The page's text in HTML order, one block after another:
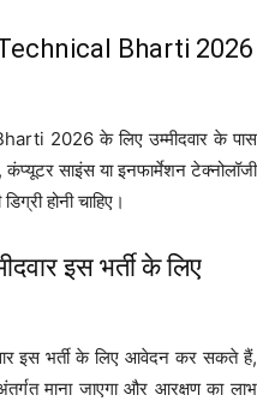
Bharti 2026
2026 के लिए उम्मीदवार के पास
कंप्यूटर साइंस या इनफार्मेशन टेक्नोलॉजी
होनी चाहिए।
इस भर्ती के लिए
इस भर्ती के लिए आवेदन कर सकते हैं,
माना जाएगा और आरक्षण का लाभ